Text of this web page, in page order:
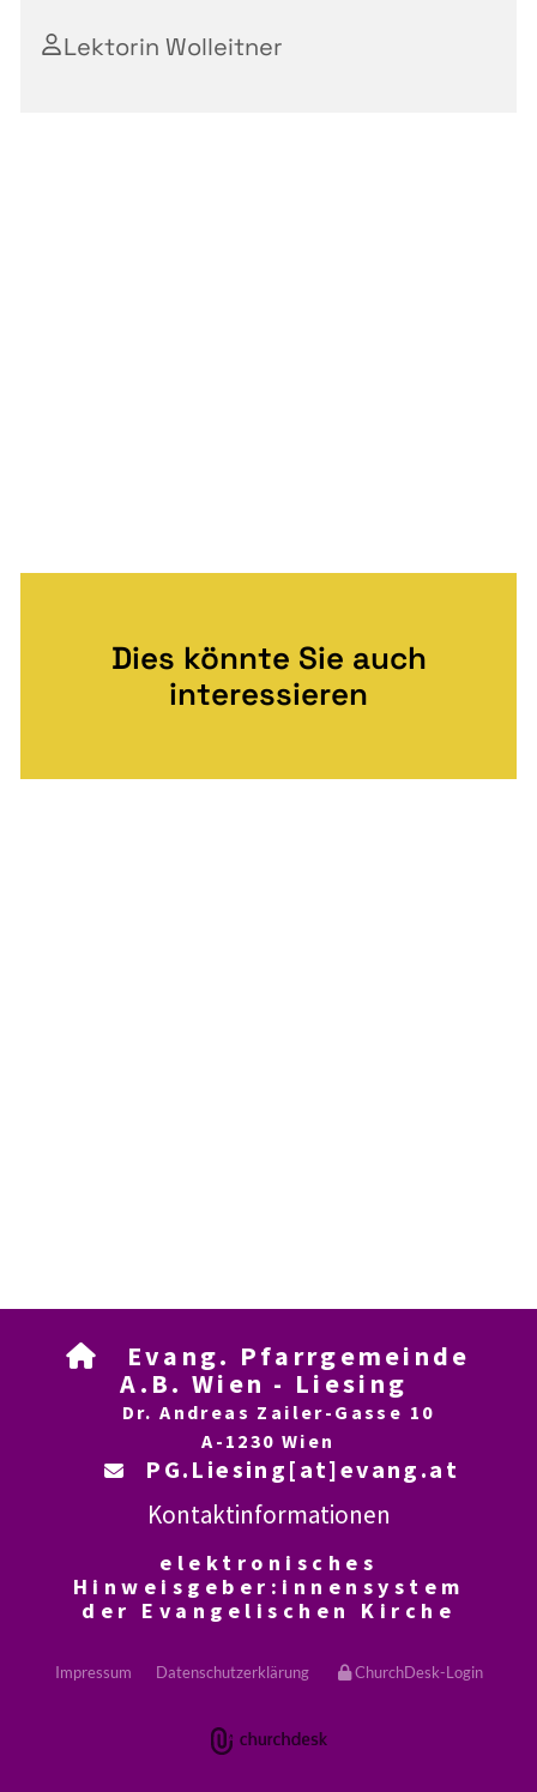
Lektorin Wolleitner
Dies könnte Sie auch
interessieren

Evang. Pfarrgemeinde
A.B. Wien - Liesing
Dr. Andreas Zailer-Gasse 10
A-1230 Wien
 PG.Liesing[at]evang.at
Kontaktinformationen
elektronisches
Hinweisgeber:innensystem
der Evangelischen Kirche
Impressum Datenschutzerklärung ChurchDesk-Login